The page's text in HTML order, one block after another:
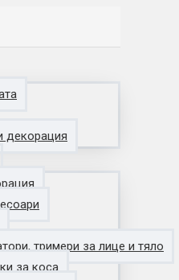
декорация
тримери за лице и тяло
за коса